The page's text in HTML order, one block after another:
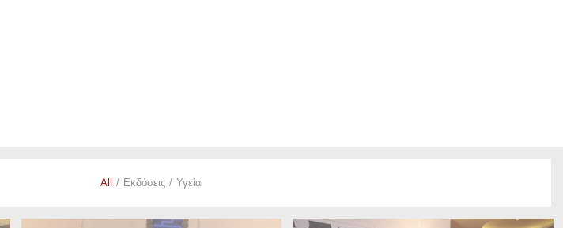
All / Εκδόσεις / Υγεία